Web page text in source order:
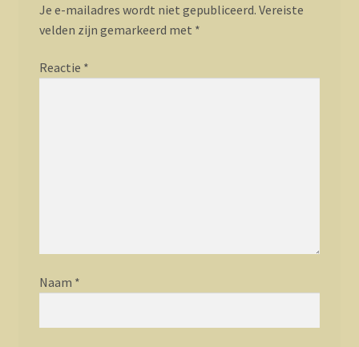
Je e-mailadres wordt niet gepubliceerd. Vereiste
velden zijn gemarkeerd met *
Reactie *
Naam *